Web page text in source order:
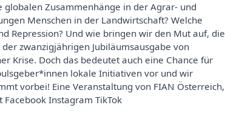
Zusammenhänge in der Agrar- und
Menschen in der Landwirtschaft? Welche
Repression? Und wie bringen wir den Mut auf, die
zwanzigjährigen Jubiläumsausgabe von
Krise. Doch das bedeutet auch eine Chance für
lokale Initiativen vor und wir
vorbei! Eine Veranstaltung von FIAN Österreich,
Instagram TikTok